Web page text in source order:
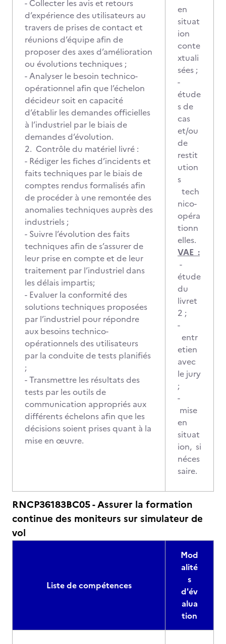
- Collecter les avis et retours
d’expérience des utilisateurs au
travers de prises de contact et
réunions d’équipe afin de
proposer des axes d’amélioration
ou évolutions techniques ;
- Analyser le besoin technico-
opérationnel afin que l’échelon
décideur soit en capacité
d’établir les demandes officielles
à l’industriel par le biais de
demandes d’évolution.
2. Contrôle du matériel livré :
- Rédiger les fiches d’incidents et
faits techniques par le biais de
comptes rendus formalisés afin
de procéder à une remontée des
anomalies techniques auprès des
industriels ;
- Suivre l’évolution des faits
techniques afin de s’assurer de
leur prise en compte et de leur
traitement par l’industriel dans
les délais impartis;
- Evaluer la conformité des
solutions techniques proposées
par l’industriel pour répondre
aux besoins technico-
opérationnels des utilisateurs
par la conduite de tests planifiés
;
- Transmettre les résultats des
tests par les outils de
communication appropriés aux
différents échelons afin que les
décisions soient prises quant à la
mise en œuvre.
en
situat
ion
conte
xtuali
sées ;
-
étude
s de
cas
et/ou
de
restit
ution
s
tech
nico-
opéra
tionn
elles.
VAE :
-
étude
du
livret
2 ;
-
entr
etien
avec
le jury
;
-
mise
en
situat
ion, si
néces
saire.
RNCP36183BC05 - Assurer la formation
continue des moniteurs sur simulateur de
vol
Liste de compétences
Mod
alité
s
d'év
alua
tion